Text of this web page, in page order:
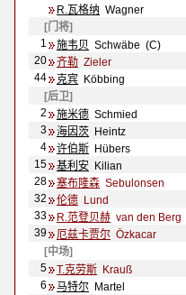
R.瓦格纳 Wagner
[门将]
1
施韦贝 Schwäbe (C)
20
齐勒 Zieler
44
克宾 Köbbing
[后卫]
2
施米德 Schmied
3
海因茨 Heintz
4
许伯斯 Hübers
15
基利安 Kilian
28
塞布隆森 Sebulonsen
32
伦德 Lund
33
R.范登贝赫 van den Berg
39
厄兹卡贾尔 Özkacar
[中场]
5
T.克劳斯 Krauß
6
马特尔 Martel